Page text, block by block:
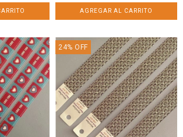
24% OFF